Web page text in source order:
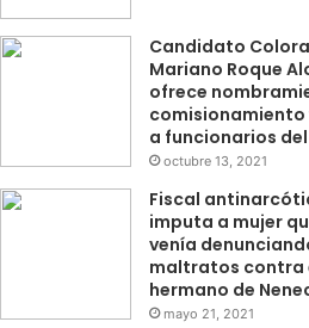
Candidato
Mariano Roque
ofrece
comisionamiento
a funcionarios del
octubre 13, 2021
Fiscal
imputa a mujer
venía
maltratos contra
hermano de
mayo 21, 2021